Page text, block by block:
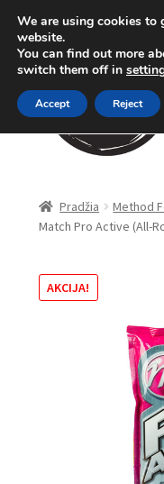
Pereiti
prie
meniu
Pereiti
prie
turinio
Karpinė žūklė
Dugninė žūklė
Method Feeder
Turizmo
IŠPARDAVIMAS!!!
Pradžia Method
Match Pro Active (All-
AKCIJA!
We are using cookies to
website.
You can find out more
switch them off in
Accept Reject